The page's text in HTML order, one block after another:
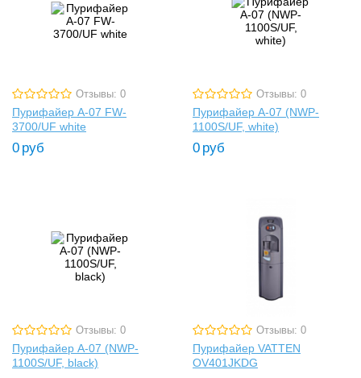
Отзывы: 0
Пурифайер A-07 FW-
3700/UF white
0 руб
Отзывы: 0
Пурифайер A-07 (NWP-
1100S/UF, white)
0 руб
Отзывы: 0
Пурифайер A-07 (NWP-
1100S/UF, black)
Отзывы: 0
Пурифайер VATTEN
OV401JKDG